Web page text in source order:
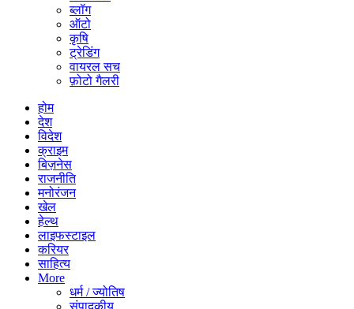
ब्लॉग
ऑटो
कृषि
ट्रेडिंग
वायरल सच
फ़ोटो गैलरी
होम
देश
विदेश
क्राइम
बिज़नेस
राजनीति
मनोरंजन
खेल
हेल्थ
लाइफस्टाइल
करियर
साहित्य
More
धर्म / ज्योतिष
संपादकीय